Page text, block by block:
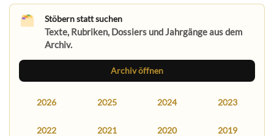
Stöbern statt suchen
Texte, Rubriken, Dossiers und Jahrgänge aus dem
Archiv.
Archiv öffnen
2026 2025 2024 2023
2022 2021 2020 2019